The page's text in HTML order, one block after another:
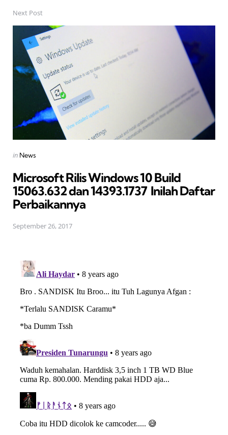
Next Post
Posted
in News
Microsoft Rilis Windows 10 Build
15063.632 dan 14393.1737  Inilah Daftar
Perbaikannya
September 26, 2017